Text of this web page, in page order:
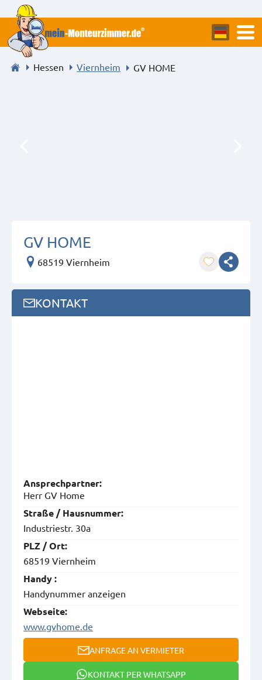
Hessen Viernheim GV HOME
GV HOME
68519 Viernheim
KONTAKT
Ansprech­partner:
Herr GV Home
Straße / Hausnummer:
Industriestr. 30a
PLZ / Ort:
68519 Viernheim
Handy :
Handynummer anzeigen
Webseite:
www.gvhome.de
ANFRAGE AN VERMIETER
KONTAKT PER WHATSAPP